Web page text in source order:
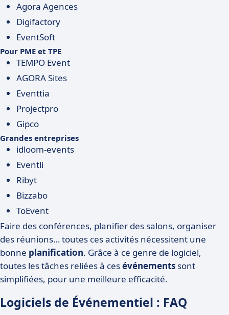
Agora Agences
Digifactory
EventSoft
Pour PME et TPE
TEMPO Event
AGORA Sites
Eventtia
Projectpro
Gipco
Grandes entreprises
idloom-events
Eventli
Ribyt
Bizzabo
ToEvent
Faire des conférences, planifier des salons, organiser
des réunions… toutes ces activités nécessitent une
bonne planification. Grâce à ce genre de logiciel,
toutes les tâches reliées à cesévénements sont
simplifiées, pour une meilleure efficacité.
Logiciels de Événementiel : FAQ